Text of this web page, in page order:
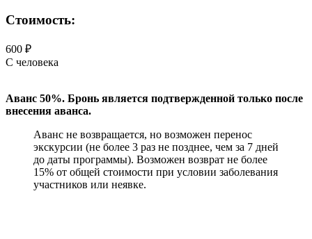
Стоимость:
600 ₽
С человека
Аванс 50%. Бронь является подтвержденной только после
внесения аванса.
Аванс не возвращается, но возможен перенос
экскурсии (не более 3 раз не позднее, чем за 7 дней
до даты программы). Возможен возврат не более
15% от общей стоимости при условии заболевания
участников или неявке.